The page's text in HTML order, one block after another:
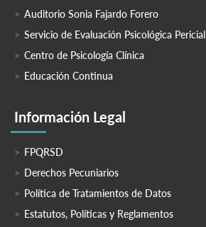
Auditorio Sonia Fajardo Forero
Servicio de Evaluación Psicológica Pericial
Centro de Psicología Clínica
Educación Continua
Información Legal
FPQRSD
Derechos Pecuniarios
Política de Tratamientos de Datos
Estatutos, Políticas y Reglamentos